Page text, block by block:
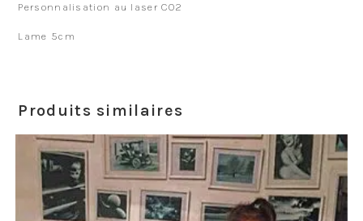
Personnalisation au laser CO2
Lame 5cm
Produits similaires